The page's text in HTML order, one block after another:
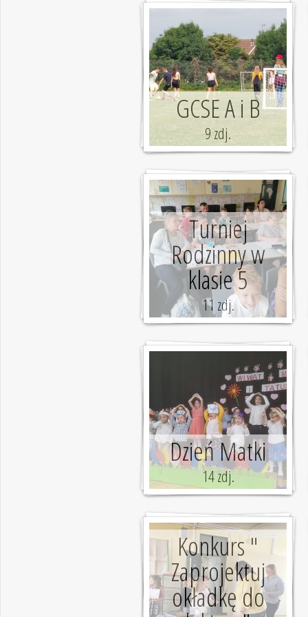
GCSE A i B
9 zdj.
Turniej
Rodzinny w
klasie 5
11 zdj.
Dzień Matki
14 zdj.
Konkurs "
Zaprojektuj
okładkę do